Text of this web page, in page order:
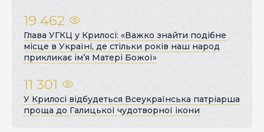
19 462
Глава УГКЦ у Крилосі: «Важко знайти подібне
місце в Україні, де стільки років наш народ
прикликає ім’я Матері Божої»
11 301
У Крилосі відбудеться Всеукраїнська патріарша
проща до Галицької чудотворної ікони